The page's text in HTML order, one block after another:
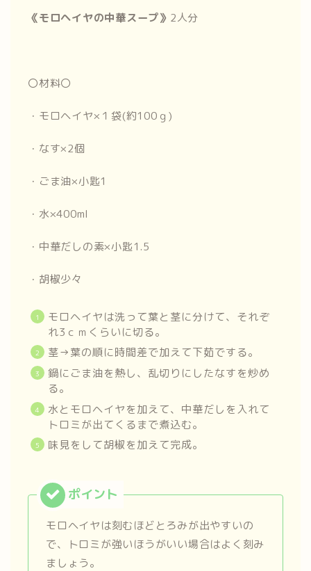
《モロヘイヤの中華スープ》 2人分
〇材料〇
・モロヘイヤ×１袋(約100ｇ)
・なす×2個
・ごま油×小匙1
・水×400ml
・中華だしの素×小匙1.5
・胡椒少々
モロヘイヤは洗って葉と茎に分けて、それぞ
れ3ｃｍくらいに切る。
茎→葉の順に時間差で加えて下茹でする。
鍋にごま油を熱し、乱切りにしたなすを炒め
る。
水とモロヘイヤを加えて、中華だしを入れて
トロミが出てくるまで煮込む。
味見をして胡椒を加えて完成。
モロヘイヤは刻むほどとろみが出やすいの
で、トロミが強いほうがいい場合はよく刻み
ましょう。